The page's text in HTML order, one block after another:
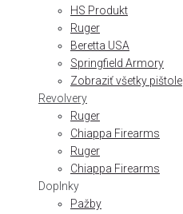
HS Produkt
Ruger
Beretta USA
Springfield Armory
Zobraziť všetky pištole
Revolvery
Ruger
Chiappa Firearms
Ruger
Chiappa Firearms
Doplnky
Pažby